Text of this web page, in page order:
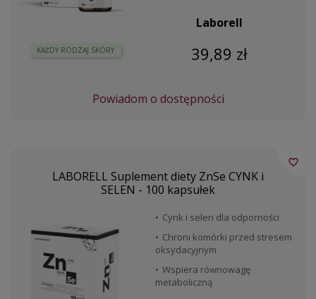
KAŻDY RODZAJ SKÓRY
Laborell
39,89 zł
Powiadom o dostępności
LABORELL Suplement diety ZnSe CYNK i
SELEN - 100 kapsułek
Cynk i selen dla odporności
Chroni komórki przed stresem
oksydacyjnym
Wspiera równowagę
metaboliczną
favorite_border